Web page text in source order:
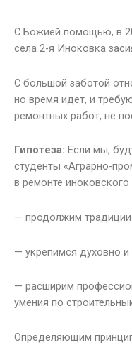
С Божией помощью, в
села 2-я Иноковка
С большой заботой
но время идет, и
ремонтных работ, не
Гипотеза: Если мы,
студенты «Аграрно-
в ремонте иноковского
— продолжим
— укрепимся духовно и
— расширим
умения по
Определяющим